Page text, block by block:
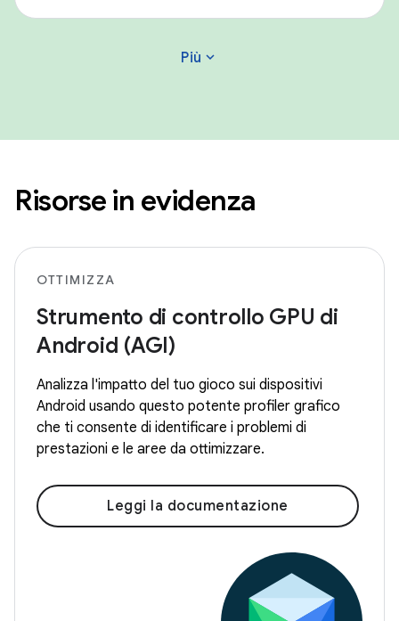
Più expand_more
Risorse in evidenza
OTTIMIZZA
Strumento di controllo GPU di
Android (AGI)
Analizza l'impatto del tuo gioco sui dispositivi
Android usando questo potente profiler grafico
che ti consente di identificare i problemi di
prestazioni e le aree da ottimizzare.
Leggi la documentazione